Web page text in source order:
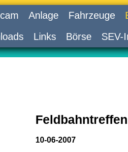
Anlage Fahrzeuge
Links Börse SEV-
10-06-2007